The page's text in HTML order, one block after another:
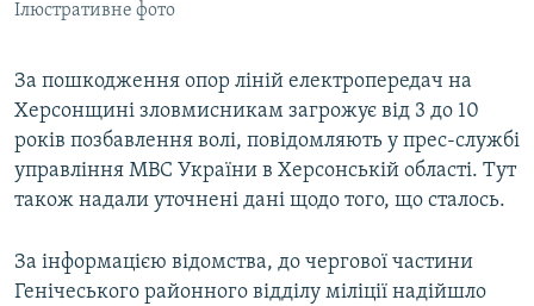
ІНФОГРАФІКА
ДОЛУЧАЙСЯ!
Усі сайти RFE/RL
Ілюстративне фото
За пошкодження опор ліній електропередач на
Херсонщині зловмисникам загрожує від 3 до 10
років позбавлення волі, повідомляють у прес-службі
управління МВС України в Херсонській області. Тут
також надали уточнені дані щодо того, що сталось.
За інформацією відомства, до чергової частини
Генічеського районного відділу міліції надійшло